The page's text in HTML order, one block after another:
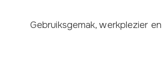
Gebruiksgemak, werkplezier en